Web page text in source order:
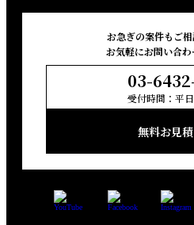
お急ぎの案件もご相
お気軽にお問い合わ
03-
受付時間：平
無料お見